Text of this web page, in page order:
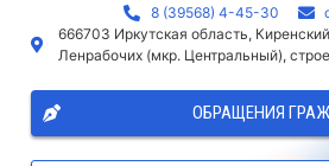
8 (39568) 4-45-30
666703 Иркутская область,
Ленрабочих (мкр. Центральный),
ОБРАЩЕНИЯ